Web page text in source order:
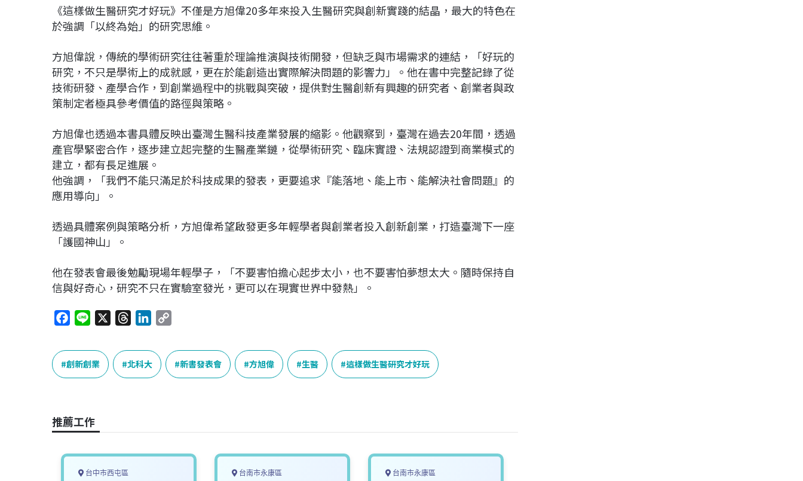
《這樣做生醫研究才好玩》不僅是方旭偉20多年來投入生醫研究與創新實踐的結晶，最大的特色在
於強調「以終為始」的研究思維。
方旭偉說，傳統的學術研究往往著重於理論推演與技術開發，但缺乏與市場需求的連結，「好玩的
研究，不只是學術上的成就感，更在於能創造出實際解決問題的影響力」。他在書中完整記錄了從
技術研發、產學合作，到創業過程中的挑戰與突破，提供對生醫創新有興趣的研究者、創業者與政
策制定者極具參考價值的路徑與策略。
方旭偉也透過本書具體反映出臺灣生醫科技產業發展的縮影。他觀察到，臺灣在過去20年間，透過
產官學緊密合作，逐步建立起完整的生醫產業鏈，從學術研究、臨床實證、法規認證到商業模式的
建立，都有長足進展。
他強調，「我們不能只滿足於科技成果的發表，更要追求『能落地、能上市、能解決社會問題』的
應用導向」。
透過具體案例與策略分析，方旭偉希望啟發更多年輕學者與創業者投入創新創業，打造臺灣下一座
「護國神山」。
他在發表會最後勉勵現場年輕學子，「不要害怕擔心起步太小，也不要害怕夢想太大。隨時保持自
信與好奇心，研究不只在實驗室發光，更可以在現實世界中發熱」。
c
e
b
k
n
e
r
e
a
n
k
e
p
y
L
創新創業 北科大 新書發表會 方旭偉 生醫 這樣做生醫研究才好玩
推薦工作
台中市西屯區 台南市永康區 台南市永康區